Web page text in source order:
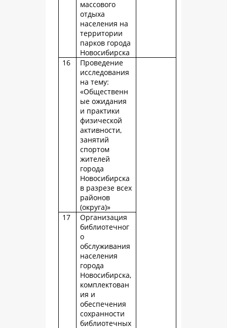
массового
отдыха
населения на
территории
парков города
Новосибирска
16
Проведение
исследования
на тему:
«Общественн
ые ожидания
и практики
физической
активности,
занятий
спортом
жителей
города
Новосибирска
в разрезе всех
районов
(округа)»
17
Организация
библиотечног
о
обслуживания
населения
города
Новосибирска,
комплектован
ия и
обеспечения
сохранности
библиотечных